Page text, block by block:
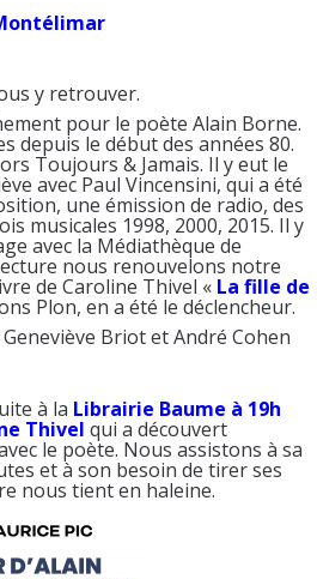
y retrouver.
pour le poète Alain Borne.
depuis le début des années 80.
Toujours & Jamais. Il y eut le
avec Paul Vincensini, qui a été
une émission de radio, des
musicales 1998, 2000, 2015. Il y
avec la Médiathèque de
nous renouvelons notre
de Caroline Thivel « La fille de
Plon, en a été le déclencheur.
Briot et André Cohen
à la Librairie Baume à 19h
Thivel qui a découvert
le poète. Nous assistons à sa
et à son besoin de tirer ses
nous tient en haleine.